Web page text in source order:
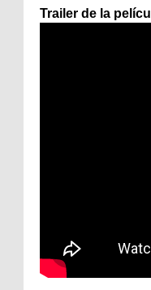
Trailer de la